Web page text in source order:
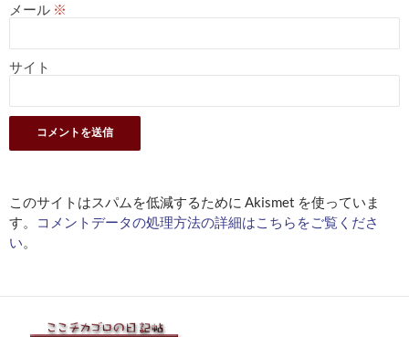
メール ※
サイト
このサイトはスパムを低減するために Akismet を使っていま
す。
コメントデータの処理方法の詳細はこちらをご覧くださ
い。